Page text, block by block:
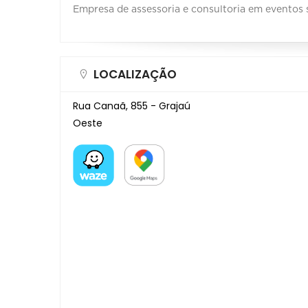
Empresa de assessoria e consultoria em eventos
LOCALIZAÇÃO
Rua Canaã, 855 - Grajaú
Oeste